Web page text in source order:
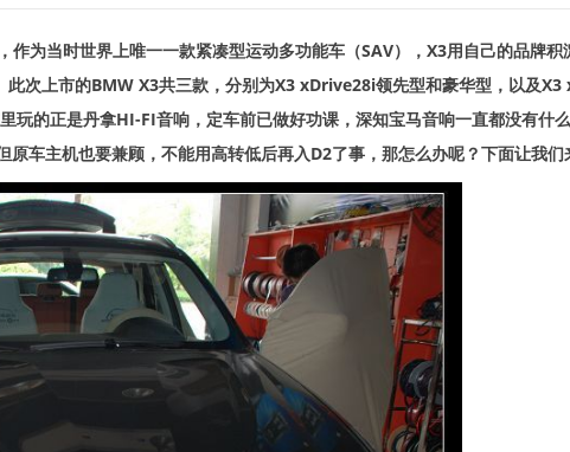
当时世界上唯一一款紧凑型运动多功能车（SAV），X3用自己的品牌积
次上市的BMW X3共三款，分别为X3 xDrive28i领先型和豪华型，以及
玩的正是丹拿HI-FI音响，定车前已做好功课，深知宝马音响一直都没有什
车主机也要兼顾，不能用高转低后再入D2了事，那怎么办呢？下面让我们